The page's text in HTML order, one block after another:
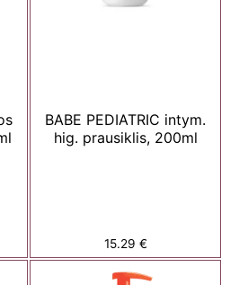
BABE PEDIATRIC intym.
hig. prausiklis, 200ml
15.29 €